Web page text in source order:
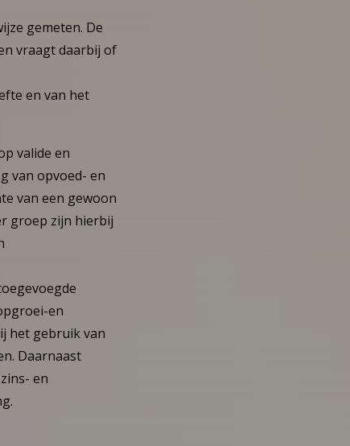
gemeten. De
vraagt daarbij of
en van het
valide en
van opvoed- en
van een gewoon
groep zijn hierbij
en
het gebruik van
Daarnaast
en